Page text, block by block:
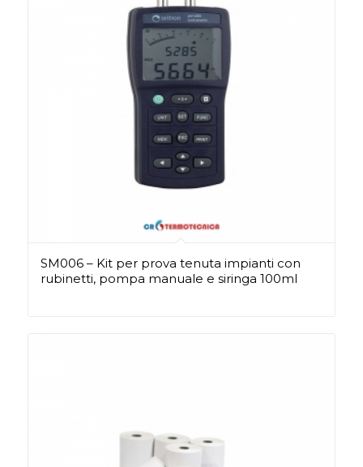
SM006 – Kit per prova tenuta impianti con
rubinetti, pompa manuale e siringa 100ml